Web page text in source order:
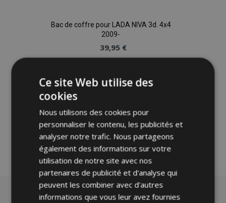
Bac de coffre pour LADA NIVA 3d. 4x4
2009-
39,95 €
liste
d'achats
Ce site Web utilise des
cookies
Nous utilisons des cookies pour
personnaliser le contenu, les publicités et
analyser notre trafic. Nous partageons
également des informations sur votre
utilisation de notre site avec nos
partenaires de publicité et d'analyse qui
peuvent les combiner avec d'autres
informations que vous leur avez fournies